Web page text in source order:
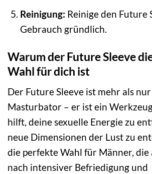
Reinigung: Reinige den Future
Gebrauch gründlich.
Warum der Future Sleeve
Wahl für dich ist
Der Future Sleeve ist mehr als
Masturbator – er ist ein
hilft, deine sexuelle Energie zu
neue Dimensionen der Lust zu
die perfekte Wahl für Männer, die
nach intensiver Befriedigung und